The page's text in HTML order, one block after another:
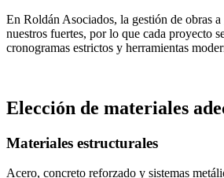
En Roldán Asociados, la gestión de obras a
nuestros fuertes, por lo que cada proyecto
cronogramas estrictos y herramientas
Elección de materiales
Materiales estructurales
Acero, concreto reforzado y sistemas